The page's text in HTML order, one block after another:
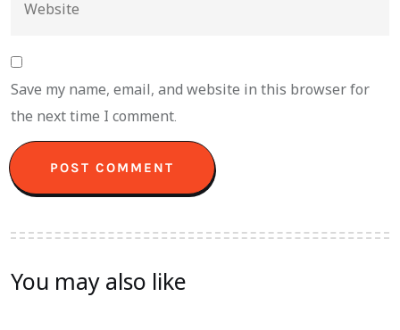
Save my name, email, and website in this browser for
the next time I comment.
You may also like